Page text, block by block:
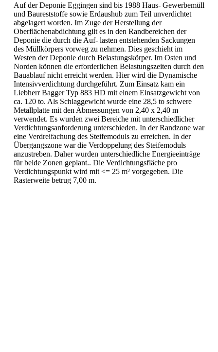
Auf der Deponie Eggingen sind bis 1988 Haus- Gewerbemüll
und Baureststoffe sowie Erdaushub zum Teil unverdichtet
abgelagert worden. Im Zuge der Herstellung der
Oberflächenabdichtung gilt es in den Randbereichen der
Deponie die durch die Auf- lasten entstehenden Sackungen
des Müllkörpers vorweg zu nehmen. Dies geschieht im
Westen der Deponie durch Belastungskörper. Im Osten und
Norden können die erforderlichen Belastungszeiten durch den
Bauablauf nicht erreicht werden. Hier wird die Dynamische
Intensivverdichtung durchgeführt. Zum Einsatz kam ein
Liebherr Bagger Typ 883 HD mit einem Einsatzgewicht von
ca. 120 to. Als Schlaggewicht wurde eine 28,5 to schwere
Metallplatte mit den Abmessungen von 2,40 x 2,40 m
verwendet. Es wurden zwei Bereiche mit unterschiedlicher
Verdichtungsanforderung unterschieden. In der Randzone war
eine Verdreifachung des Steifemoduls zu erreichen. In der
Übergangszone war die Verdoppelung des Steifemoduls
anzustreben. Daher wurden unterschiedliche Energieeinträge
für beide Zonen geplant.. Die Verdichtungsfläche pro
Verdichtungspunkt wird mit <= 25 m² vorgegeben. Die
Rasterweite betrug 7,00 m.